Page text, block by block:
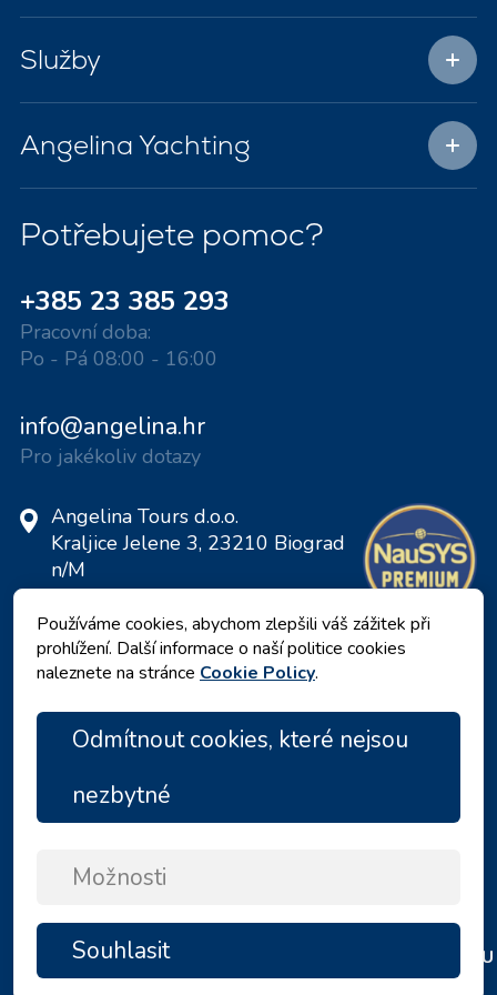
Služby
Angelina Yachting
Potřebujete pomoc?
+385 23 385 293
Pracovní doba:
Po - Pá 08:00 - 16:00
info@angelina.hr
Pro jakékoliv dotazy
Angelina Tours d.o.o.
Kraljice Jelene 3, 23210 Biograd
n/M
Chorvatsko
DIČ: 20598733460
ID: HR-AB-23-060130534, MB:
0650676
Zásady ochrany osobních údajů
NAHORU
Používáme cookies, abychom zlepšili váš zážitek při
prohlížení. Další informace o naší politice cookies
naleznete na stránce Cookie Policy.
Odmítnout cookies, které nejsou
nezbytné
Možnosti
Souhlasit